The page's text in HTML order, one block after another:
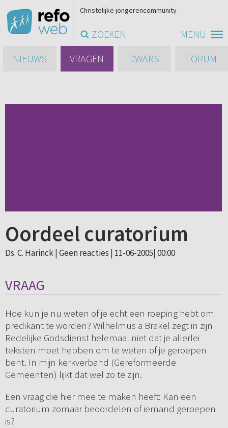
MENU
Christelijke jongerencommunity
ZOEKEN
NIEUWS
VRAGEN DWARS FORUM
Oordeel curatorium
Ds. C. Harinck | Geen reacties | 11-06-2005| 00:00
VRAAG
Hoe kun je nu weten of je echt een roeping hebt om
predikant te worden? Wilhelmus a Brakel zegt in zijn
Redelijke Godsdienst helemaal niet dat je allerlei
teksten moet hebben om te weten of je geroepen
bent. In mijn kerkverband (Gereformeerde
Gemeenten) lijkt dat wel zo te zijn.
Een vraag die hier mee te maken heeft: Kan een
curatorium zomaar beoordelen of iemand geroepen
is?